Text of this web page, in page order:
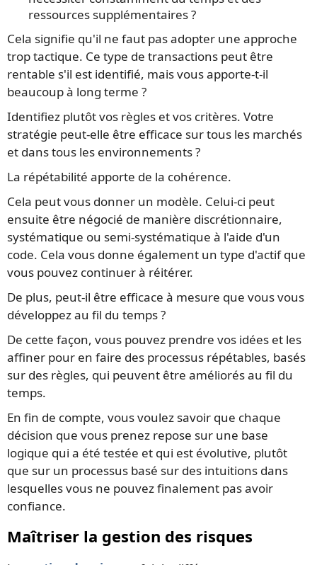
ressources supplémentaires ?
Cela signifie qu'il ne faut pas adopter une approche
trop tactique. Ce type de transactions peut être
rentable s'il est identifié, mais vous apporte-t-il
beaucoup à long terme ?
Identifiez plutôt vos règles et vos critères. Votre
stratégie peut-elle être efficace sur tous les marchés
et dans tous les environnements ?
La répétabilité apporte de la cohérence.
Cela peut vous donner un modèle. Celui-ci peut
ensuite être négocié de manière discrétionnaire,
systématique ou semi-systématique à l'aide d'un
code. Cela vous donne également un type d'actif que
vous pouvez continuer à réitérer.
De plus, peut-il être efficace à mesure que vous vous
développez au fil du temps ?
De cette façon, vous pouvez prendre vos idées et les
affiner pour en faire des processus répétables, basés
sur des règles, qui peuvent être améliorés au fil du
temps.
En fin de compte, vous voulez savoir que chaque
décision que vous prenez repose sur une base
logique qui a été testée et qui est évolutive, plutôt
que sur un processus basé sur des intuitions dans
lesquelles vous ne pouvez finalement pas avoir
confiance.
Maîtriser la gestion des risques